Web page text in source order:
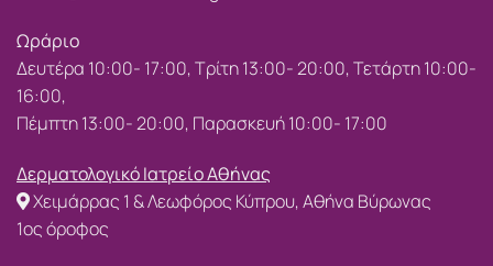
Ωράριο
Δευτέρα 10:00- 17:00, Τρίτη 13:00- 20:00, Τετάρτη 10:00-
16:00,
Πέμπτη 13:00- 20:00, Παρασκευή 10:00- 17:00
Δερματολογικό Ιατρείο Αθήνας
Χειμάρρας 1 & Λεωφόρος Κύπρου, Αθήνα Βύρωνας
1ος όροφος